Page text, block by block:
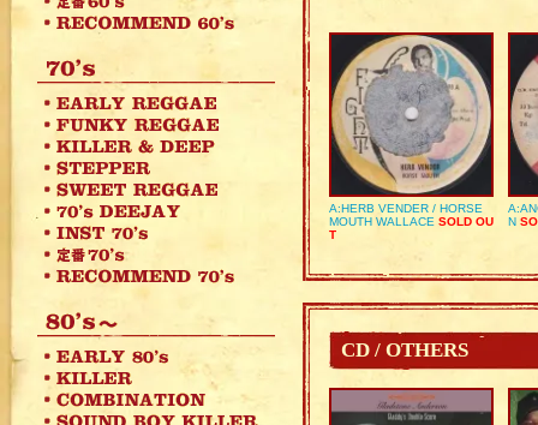
A:HERB VENDER / HORSE
MOUTH WALLACE SOLD OU
T
N
CD / OTHERS